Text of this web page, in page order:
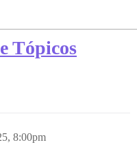
Tópicos
8:00pm